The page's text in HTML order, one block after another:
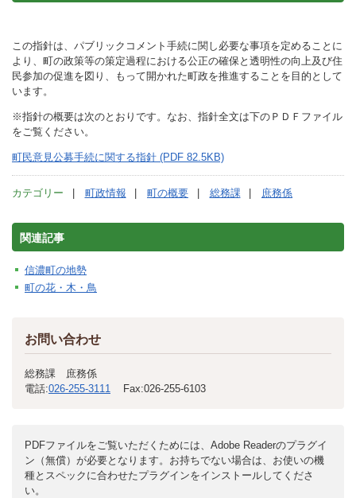
この指針は、パブリックコメント手続に関し必要な事項を定めることに
より、町の政策等の策定過程における公正の確保と透明性の向上及び住
民参加の促進を図り、もって開かれた町政を推進することを目的として
います。
※指針の概要は次のとおりです。なお、指針全文は下のＰＤＦファイル
をご覧ください。
町民意見公募手続に関する指針 (PDF 82.5KB)
カテゴリー 町政情報 町の概要 総務課 庶務係
関連記事
信濃町の地勢
町の花・木・鳥
お問い合わせ
総務課 庶務係
電話:026-255-3111 Fax:026-255-6103
PDFファイルをご覧いただくためには、Adobe Readerのプラグイ
ン（無償）が必要となります。お持ちでない場合は、お使いの機
種とスペックに合わせたプラグインをインストールしてくださ
い。